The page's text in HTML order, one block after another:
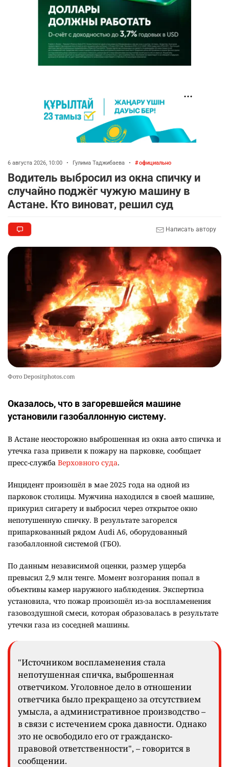
6 августа 2026, 10:00 • Гулима Таджибаева • официально
Водитель выбросил из окна спичку и
случайно поджёг чужую машину в
Астане. Кто виноват, решил суд
Написать автору
Фото Depositphotos.com
Оказалось, что в загоревшейся машине
установили газобаллонную систему.
В Астане неосторожно выброшенная из окна авто спичка и
утечка газа привели к пожару на парковке, сообщает
пресс-служба Верховного суда.
Инцидент произошёл в мае 2025 года на одной из
парковок столицы. Мужчина находился в своей машине,
прикурил сигарету и выбросил через открытое окно
непотушенную спичку. В результате загорелся
припаркованный рядом Audi A6, оборудованный
газобаллонной системой (ГБО).
По данным независимой оценки, размер ущерба
превысил 2,9 млн тенге. Момент возгорания попал в
объективы камер наружного наблюдения. Экспертиза
установила, что пожар произошёл из-за воспламенения
газовоздушной смеси, которая образовалась в результате
утечки газа из соседней машины.
"Источником воспламенения стала
непотушенная спичка, выброшенная
ответчиком. Уголовное дело в отношении
ответчика было прекращено за отсутствием
умысла, а административное производство –
в связи с истечением срока давности. Однако
это не освободило его от гражданско-
правовой ответственности", – говорится в
сообщении.